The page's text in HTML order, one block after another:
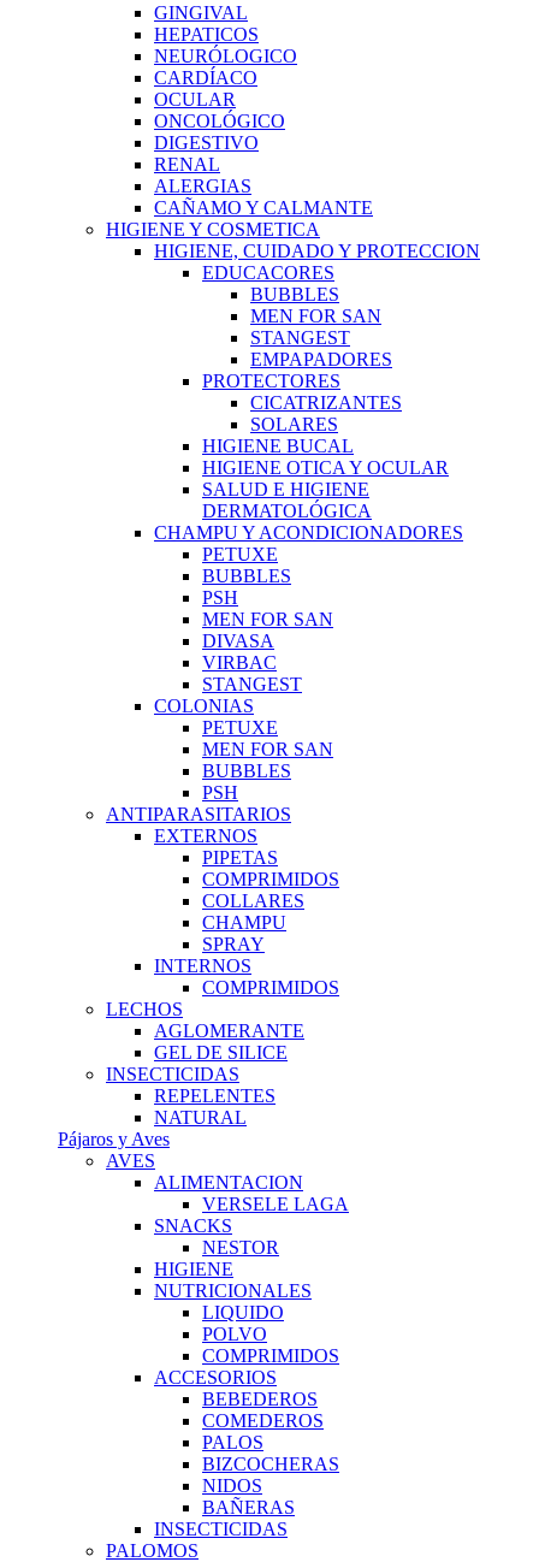
GINGIVAL
HEPATICOS
NEURÓLOGICO
CARDÍACO
OCULAR
ONCOLÓGICO
DIGESTIVO
RENAL
ALERGIAS
CAÑAMO Y CALMANTE
HIGIENE Y COSMETICA
HIGIENE, CUIDADO Y PROTECCION
EDUCACORES
BUBBLES
MEN FOR SAN
STANGEST
EMPAPADORES
PROTECTORES
CICATRIZANTES
SOLARES
HIGIENE BUCAL
HIGIENE OTICA Y OCULAR
SALUD E HIGIENE
DERMATOLÓGICA
CHAMPU Y ACONDICIONADORES
PETUXE
BUBBLES
PSH
MEN FOR SAN
DIVASA
VIRBAC
STANGEST
COLONIAS
PETUXE
MEN FOR SAN
BUBBLES
PSH
ANTIPARASITARIOS
EXTERNOS
PIPETAS
COMPRIMIDOS
COLLARES
CHAMPU
SPRAY
INTERNOS
COMPRIMIDOS
LECHOS
AGLOMERANTE
GEL DE SILICE
INSECTICIDAS
REPELENTES
NATURAL
Pájaros y Aves
AVES
ALIMENTACION
VERSELE LAGA
SNACKS
NESTOR
HIGIENE
NUTRICIONALES
LIQUIDO
POLVO
COMPRIMIDOS
ACCESORIOS
BEBEDEROS
COMEDEROS
PALOS
BIZCOCHERAS
NIDOS
BAÑERAS
INSECTICIDAS
PALOMOS